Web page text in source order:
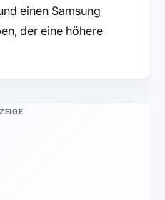
einen Samsung
der eine höhere